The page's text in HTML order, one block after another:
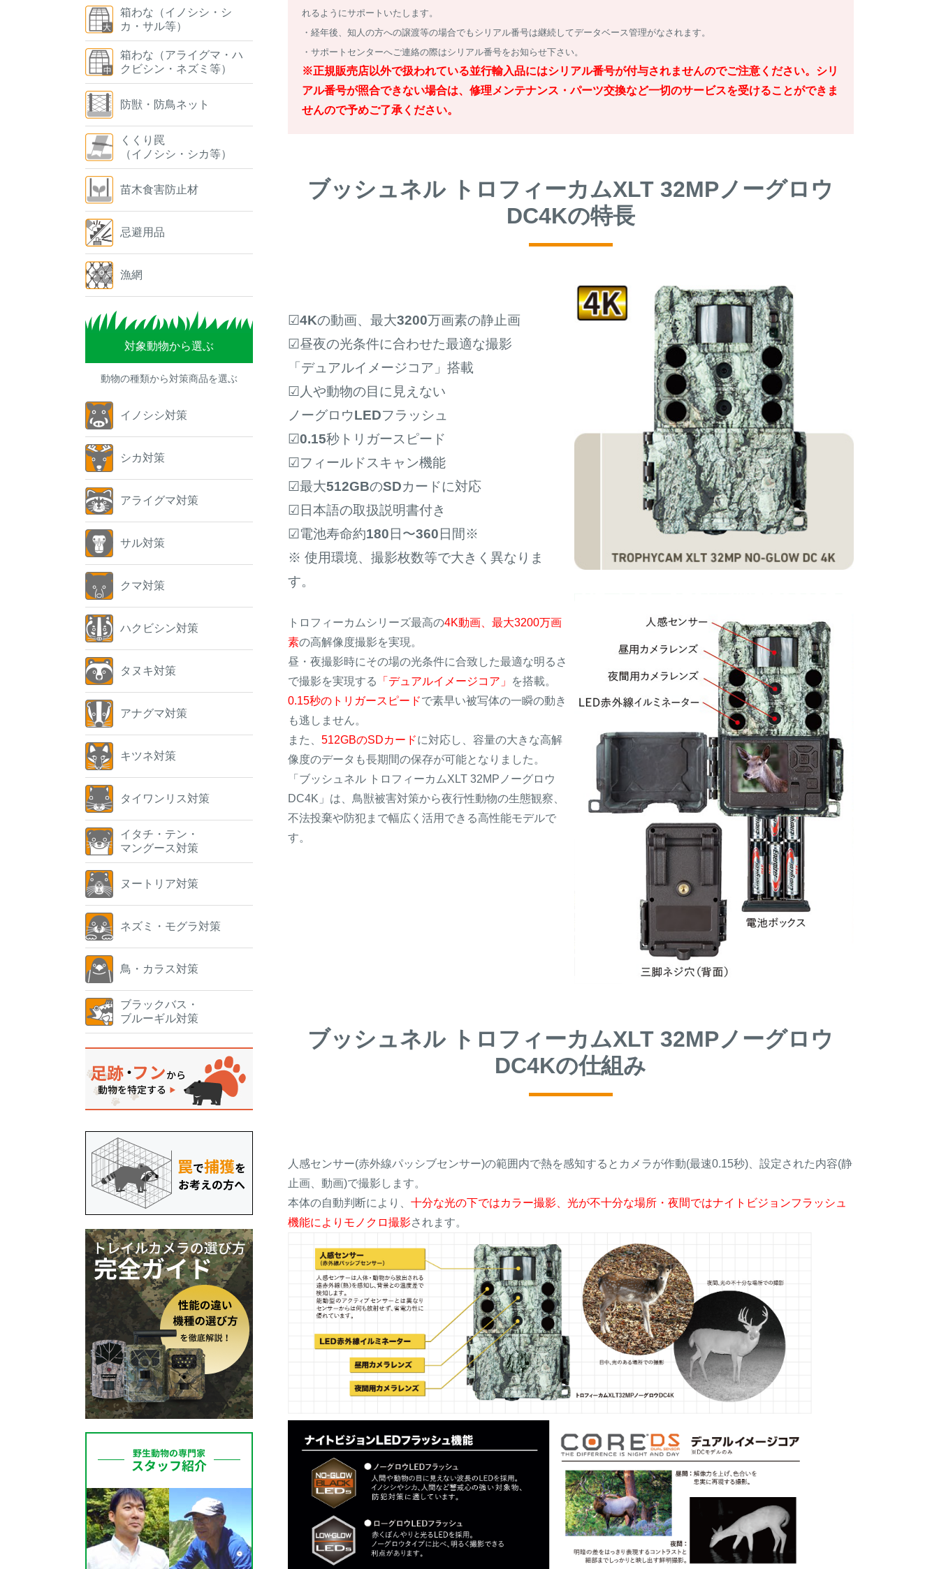
箱わな（イノシシ・シ
カ・サル等）
箱わな（アライグマ・ハ
クビシン・ネズミ等）
防獣・防鳥ネット
くくり罠
（イノシシ・シカ等）
苗木食害防止材
忌避用品
漁網
対象動物から選ぶ
動物の種類から対策商品を選ぶ
イノシシ対策
シカ対策
アライグマ対策
サル対策
クマ対策
ハクビシン対策
タヌキ対策
アナグマ対策
キツネ対策
タイワンリス対策
イタチ・テン・
マングース対策
ヌートリア対策
ネズミ・モグラ対策
鳥・カラス対策
ブラックバス・
ブルーギル対策
れるようにサポートいたします。
・経年後、知人の方への譲渡等の場合でもシリアル番号は継続してデータベース管理がなされます。
・サポートセンターへご連絡の際はシリアル番号をお知らせ下さい。
※正規販売店以外で扱われている並行輸入品にはシリアル番号が付与されませんのでご注意ください。シリ
アル番号が照合できない場合は、修理メンテナンス・パーツ交換など一切のサービスを受けることができま
せんので予めご了承ください。
ブッシュネル トロフィーカムXLT 32MPノーグロウ
DC4Kの特長
☑4Kの動画、最大3200万画素の静止画
☑昼夜の光条件に合わせた最適な撮影
「デュアルイメージコア」搭載
☑人や動物の目に見えない
ノーグロウLEDフラッシュ
☑0.15秒トリガースピード
☑フィールドスキャン機能
☑最大512GBのSDカードに対応
☑日本語の取扱説明書付き
☑電池寿命約180日〜360日間※
※ 使用環境、撮影枚数等で大きく異なりま
す。
トロフィーカムシリーズ最高の4K動画、最大3200万画
素の高解像度撮影を実現。
昼・夜撮影時にその場の光条件に合致した最適な明るさ
で撮影を実現する
「デュアルイメージコア」
を搭載。
0.15秒のトリガースピードで素早い被写体の一瞬の動き
も逃しません。
また、 512GBのSDカードに対応し、容量の大きな高解
像度のデータも長期間の保存が可能となりました。
「ブッシュネル トロフィーカムXLT 32MPノーグロウ
DC4K」は、鳥獣被害対策から夜行性動物の生態観察、
不法投棄や防犯まで幅広く活用できる高性能モデルで
す。
ブッシュネル トロフィーカムXLT 32MPノーグロウ
DC4Kの仕組み
人感センサー(赤外線パッシブセンサー)の範囲内で熱を感知するとカメラが作動(最速0.15秒)、設定された内容(静
止画、動画)で撮影します。
本体の自動判断により、 十分な光の下ではカラー撮影、光が不十分な場所・夜間ではナイトビジョンフラッシュ
機能によりモノクロ撮影されます。